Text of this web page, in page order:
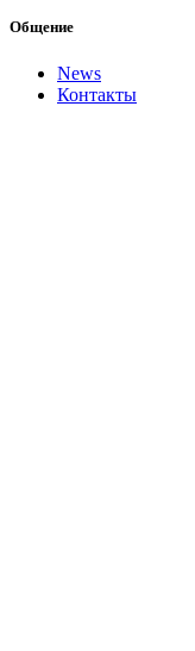
Общение
News
Контакты